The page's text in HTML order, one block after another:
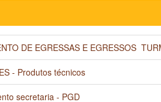
DE EGRESSAS E EGRESSOS 
- Produtos técnicos
secretaria - PGD